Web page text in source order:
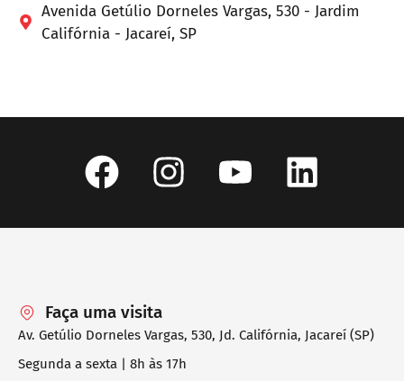
Avenida Getúlio Dorneles Vargas, 530 - Jardim
Califórnia - Jacareí, SP
Faça uma visita
Av. Getúlio Dorneles Vargas, 530, Jd. Califórnia, Jacareí (SP)
Segunda a sexta | 8h às 17h